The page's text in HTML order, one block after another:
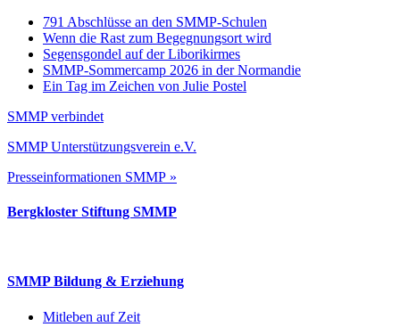
791 Abschlüsse an den SMMP-Schulen
Wenn die Rast zum Begegnungsort wird
Segensgondel auf der Liborikirmes
SMMP-Sommercamp 2026 in der Normandie
Ein Tag im Zeichen von Julie Postel
SMMP verbindet
SMMP Unterstützungsverein e.V.
Presseinformationen SMMP »
Bergkloster Stiftung SMMP
SMMP Bildung & Erziehung
Mitleben auf Zeit